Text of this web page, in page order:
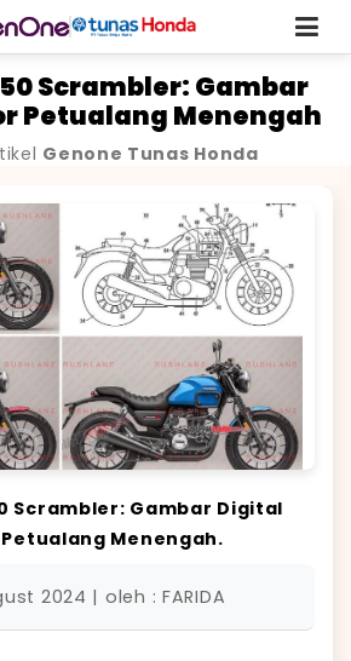
Scrambler: Gambar
Petualang Menengah
Genone Tunas Honda
Scrambler: Gambar Digital
Menengah.
2024 | oleh : FARIDA